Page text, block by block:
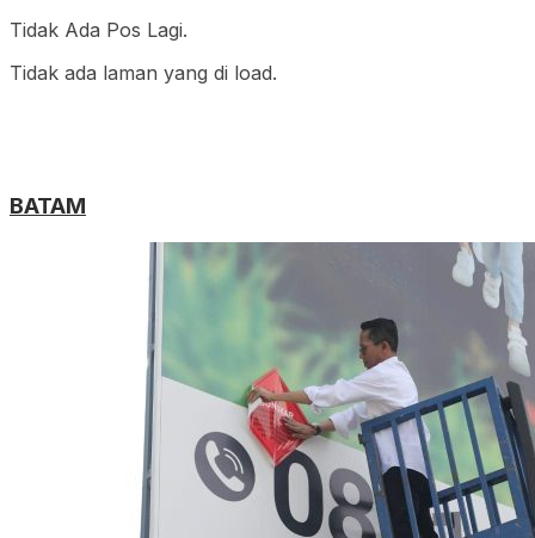
Tidak Ada Pos Lagi.
Tidak ada laman yang di load.
BATAM